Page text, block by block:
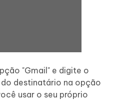
"Gmail" e digite o
destinatário na opção
usar o seu próprio